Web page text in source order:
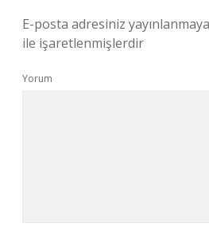
E-posta adresiniz
ile işaretlenmişlerdir
Yorum